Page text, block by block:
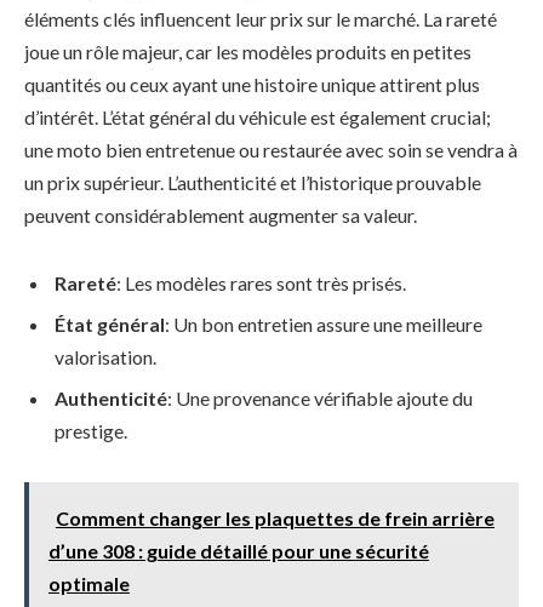
éléments clés influencent leur prix sur le marché. La rareté
joue un rôle majeur, car les modèles produits en petites
quantités ou ceux ayant une histoire unique attirent plus
d’intérêt. L’état général du véhicule est également crucial;
une moto bien entretenue ou restaurée avec soin se vendra à
un prix supérieur. L’authenticité et l’historique prouvable
peuvent considérablement augmenter sa valeur.
Rareté: Les modèles rares sont très prisés.
État général: Un bon entretien assure une meilleure
valorisation.
Authenticité: Une provenance vérifiable ajoute du
prestige.
Comment changer les plaquettes de frein arrière
d’une 308 : guide détaillé pour une sécurité
optimale